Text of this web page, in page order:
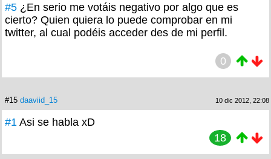
#5 ¿En serio me votáis negativo por algo que es
cierto? Quien quiera lo puede comprobar en mi
twitter, al cual podéis acceder des de mi perfil.
0
#15 daaviid_15 10 dic 2012, 22:08
#1 Asi se habla xD
18